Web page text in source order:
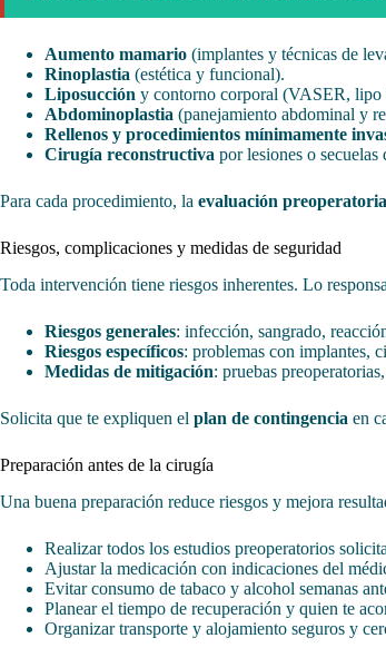
Aumento mamario (implantes y técnicas de
Rinoplastia (estética y funcional).
Liposucción y contorno corporal (VASER, lipo
Abdominoplastia (panejamiento abdominal y
Rellenos y procedimientos mínimamente
Cirugía reconstructiva por lesiones o
Para cada procedimiento, la evaluación preoperatoria
Riesgos, complicaciones y medidas de seguridad
Toda intervención tiene riesgos inherentes. Lo
Riesgos generales: infección, sangrado,
Riesgos específicos: problemas con implantes,
Medidas de mitigación: pruebas
Solicita que te expliquen el plan de contingencia en
Preparación antes de la cirugía
Una buena preparación reduce riesgos y mejora
Realizar todos los estudios preoperatorios
Ajustar la medicación con indicaciones del
Evitar consumo de tabaco y alcohol semanas
Planear el tiempo de recuperación y quien te
Organizar transporte y alojamiento seguros y